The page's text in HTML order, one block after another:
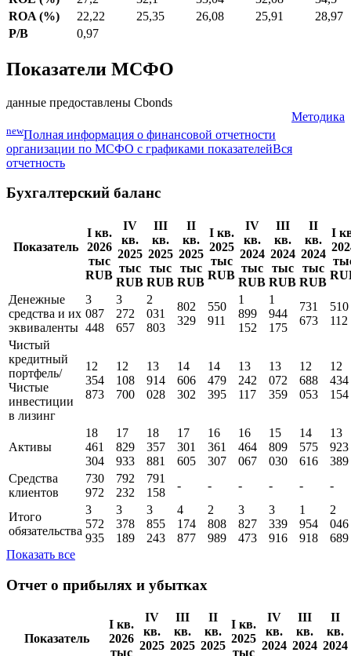
EPS Basic
38,68
P/E
3,56
ROA (%)
22,22 25,35
данные предоставлены Cbonds
Полная информация о финансовой отчетности
организации по МСФО с графиками показателей
Бухгалтерский баланс
Показатель
2026
тыс
RUB
IV
кв.
2025
тыс
RUB
III
кв.
2025
тыс
RUB
II
2025
тыс
2025
тыс
RUB
IV
2024
тыс
RUB
III
2024
тыс
RUB
II
2024
тыс
Денежные
средства и их
эквиваленты
087
448
272
657
031
803
802
329
550
911
899
152
944
175
731
673
510
112
Чистый
кредитный
Чистые
инвестиции
354
873
108
700
914
028
606
302
479
395
242
117
072
359
688
053
434
154
Активы
18
461
304
17
829
933
18
357
881
17
605
16
307
16
067
15
030
14
616
13
389
Средства
730
972
792
232
791
158
- - - - - -
обязательства
572
935
189
855
243
877
Отчет о прибылях и убытках